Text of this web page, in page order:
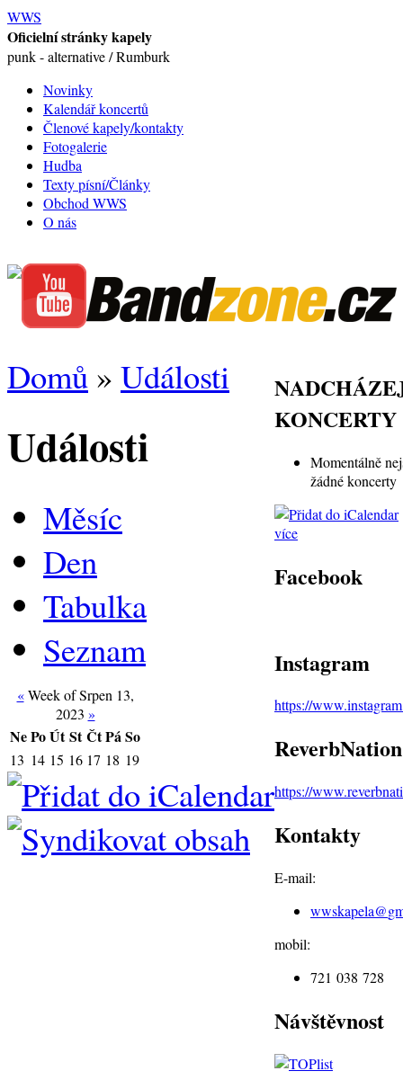
WWS
Oficielní stránky kapely
punk - alternative / Rumburk
Novinky
Kalendář koncertů
Členové kapely/kontakty
Fotogalerie
Hudba
Texty písní/Články
Obchod WWS
O nás
Domů » Události
Události
Měsíc
Den
Tabulka
Seznam
«Week of Srpen 13,
2023 »
NePoÚt St ČtPáSo
13 14 15 16 17 18 19
KONCERTY
Momentálně
žádné koncerty
více
Facebook
Instagram
https://
ReverbNation
https://
Kontakty
E-mail:
wwskapela@
mobil:
721 038 728
Návštěvnost